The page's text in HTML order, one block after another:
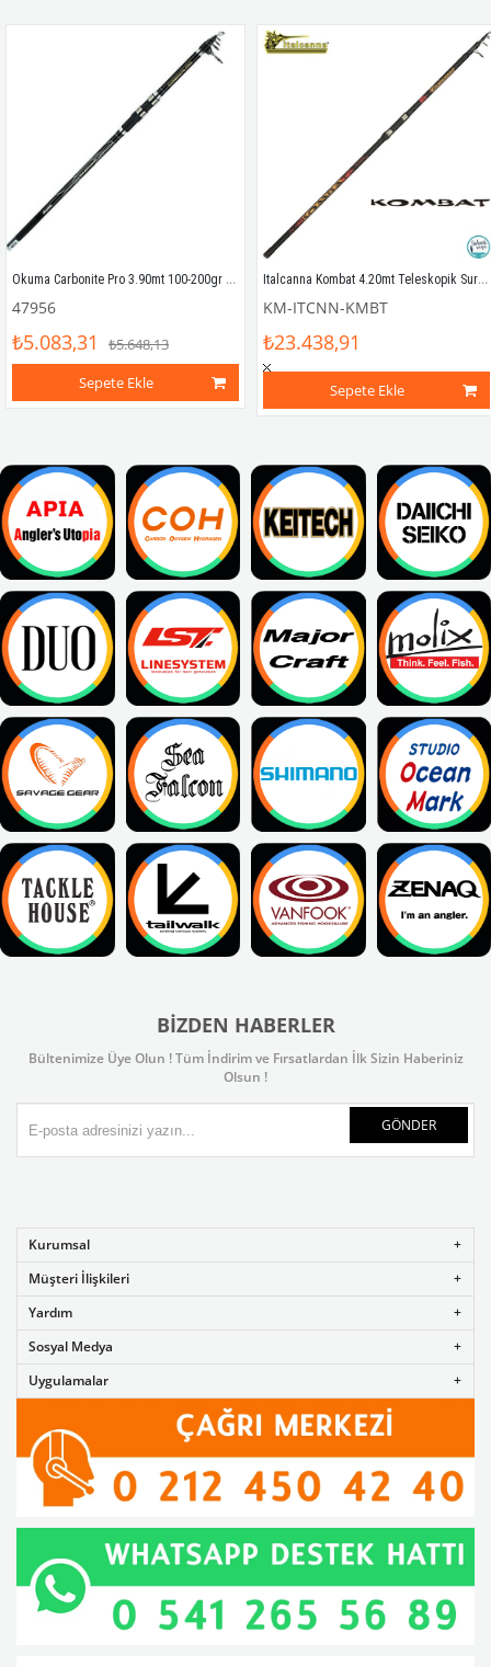
Okuma Carbonite Pro 3.90mt 100-200gr Teleskopik Surf Kamış
47956
₺5.083,31
₺5.648,13
Sepete Ekle
Italcanna Kombat 4.20mt Teleskopik Surf Olta Kamışı
KM-ITCNN-KMBT
₺23.438,91
Sepete Ekle
BIZDEN HABERLER
Bültenimize Üye Olun ! Tüm İndirim ve Fırsatlardan İlk Sizin Haberiniz
Olsun !
GÖNDER
Kurumsal
Müşteri İlişkileri
Yardım
Sosyal Medya
Uygulamalar